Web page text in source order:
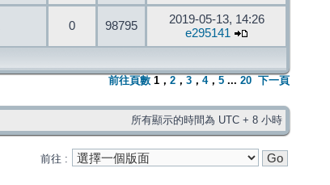
0 98795
2019-05-13, 14:26
e295141
前往頁數 1 ， 2 ， 3 ， 4， 5 ... 20 下一頁
所有顯示的時間為 UTC + 8 小時
前往 :